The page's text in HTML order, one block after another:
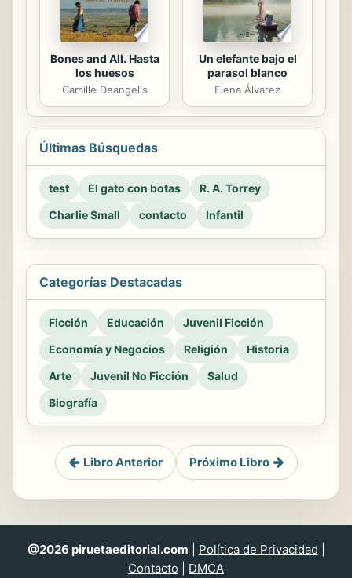
Bones and All. Hasta
los huesos
Camille Deangelis
Un elefante bajo el
parasol blanco
Elena Álvarez
Últimas Búsquedas
test El gato con botas
R. A. Torrey
Charlie Small
contacto Infantil
Categorías Destacadas
Ficción Educación
Juvenil Ficción
Economía y Negocios
Religión
Historia
Arte
Juvenil No Ficción
Salud
Biografía
Libro Anterior Próximo Libro
@2026 piruetaeditorial.com Política de Privacidad
Contacto
DMCA